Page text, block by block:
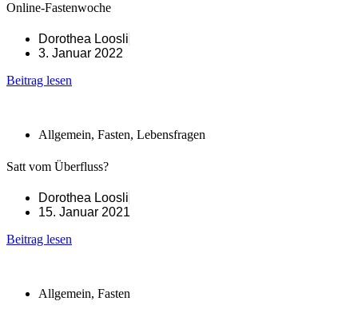
Online-Fastenwoche
Dorothea Loosli
3. Januar 2022
Beitrag lesen
Allgemein, Fasten, Lebensfragen
Satt vom Überfluss?
Dorothea Loosli
15. Januar 2021
Beitrag lesen
Allgemein, Fasten